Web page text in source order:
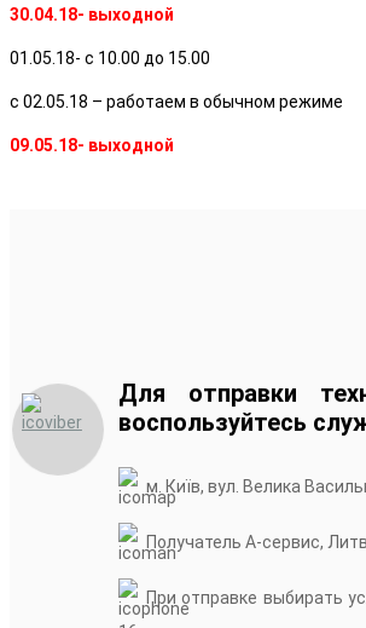
30.04.18- выходной
01.05.18- с 10.00 до 15.00
с 02.05.18 – работаем в обычном режиме
09.05.18- выходной
Для отправки
воспользуйтесь
м. Київ, вул. Велика
Получатель А-сервис,
При отправке выбирать